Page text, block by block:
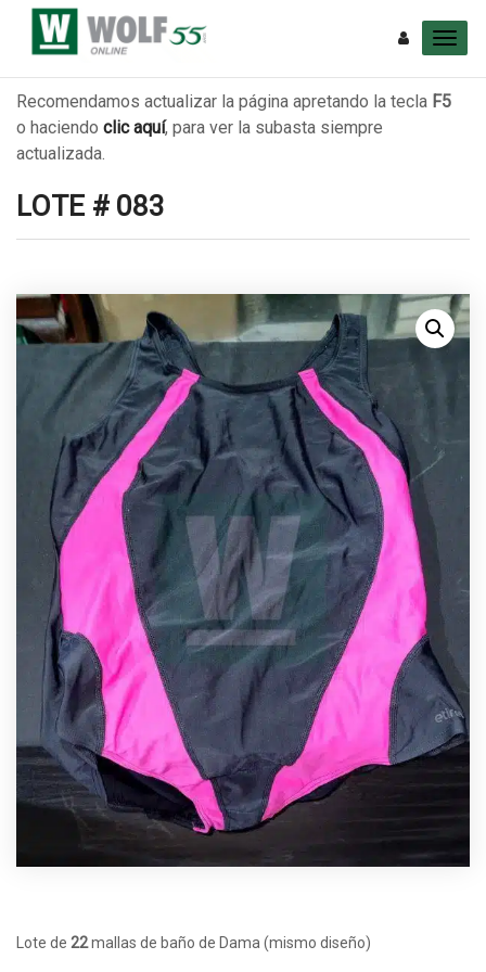
Recomendamos actualizar la página apretando la tecla F5
o haciendo clic aquí, para ver la subasta siempre
actualizada.
LOTE # 083
Lote de 22mallas de baño de Dama (mismo diseño)